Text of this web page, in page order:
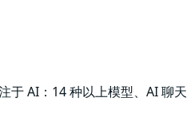
AI：14 种以上模型、AI 聊